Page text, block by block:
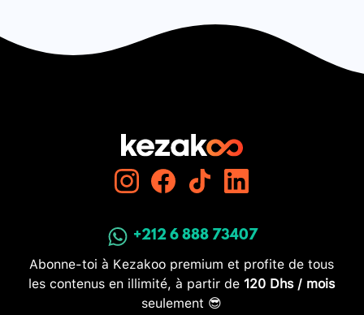
+212 6 888 73407
Abonne-toi à Kezakoo premium et profite de tous
les contenus en illimité, à partir de 120 Dhs / mois
seulement 😎